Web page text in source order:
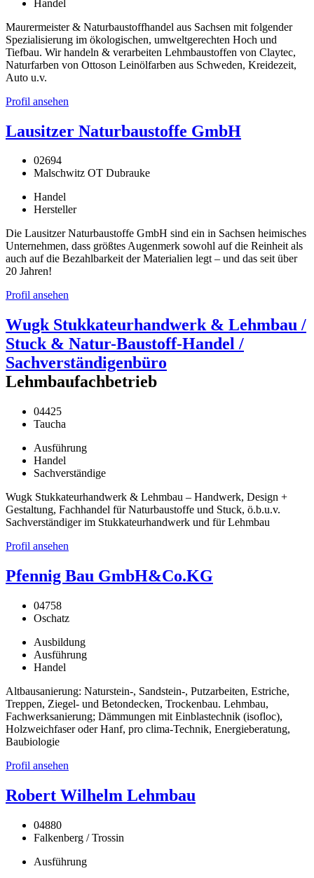
Handel
Maurermeister & Naturbaustoffhandel aus Sachsen mit folgender
Spezialisierung im ökologischen, umweltgerechten Hoch und
Tiefbau. Wir handeln & verarbeiten Lehmbaustoffen von Claytec,
Naturfarben von Ottoson Leinölfarben aus Schweden, Kreidezeit,
Auto u.v.
Profil ansehen
Lausitzer Naturbaustoffe GmbH
02694
Malschwitz OT Dubrauke
Handel
Hersteller
Die Lausitzer Naturbaustoffe GmbH sind ein in Sachsen heimisches
Unternehmen, dass größtes Augenmerk sowohl auf die Reinheit als
auch auf die Bezahlbarkeit der Materialien legt – und das seit über
20 Jahren!
Profil ansehen
Wugk Stukkateurhandwerk & Lehmbau /
Stuck & Natur-Baustoff-Handel /
Sachverständigenbüro
Lehmbaufachbetrieb
04425
Taucha
Ausführung
Handel
Sachverständige
Wugk Stukkateurhandwerk & Lehmbau – Handwerk, Design +
Gestaltung, Fachhandel für Naturbaustoffe und Stuck, ö.b.u.v.
Sachverständiger im Stukkateurhandwerk und für Lehmbau
Profil ansehen
Pfennig Bau GmbH&Co.KG
04758
Oschatz
Ausbildung
Ausführung
Handel
Altbausanierung: Naturstein-, Sandstein-, Putzarbeiten, Estriche,
Treppen, Ziegel- und Betondecken, Trockenbau. Lehmbau,
Fachwerksanierung; Dämmungen mit Einblastechnik (isofloc),
Holzweichfaser oder Hanf, pro clima-Technik, Energieberatung,
Baubiologie
Profil ansehen
Robert Wilhelm Lehmbau
04880
Falkenberg / Trossin
Ausführung